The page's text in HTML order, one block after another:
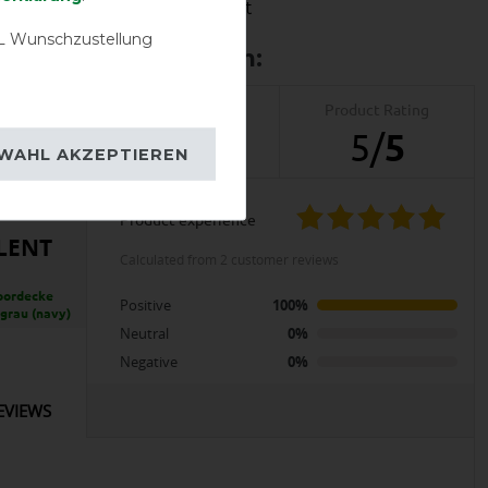
Wasserdichtigkeit
(navy)
2 5/5
product experience
Positive
100%
Neutral
0%
Negative
0%
Wunschzustellung
AKZEPTIEREN